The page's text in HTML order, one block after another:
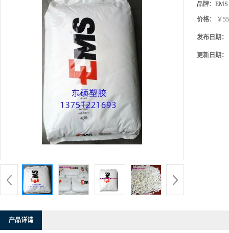
品牌： EMS
价格： ￥
发布日期：
更新日期：
产品详请